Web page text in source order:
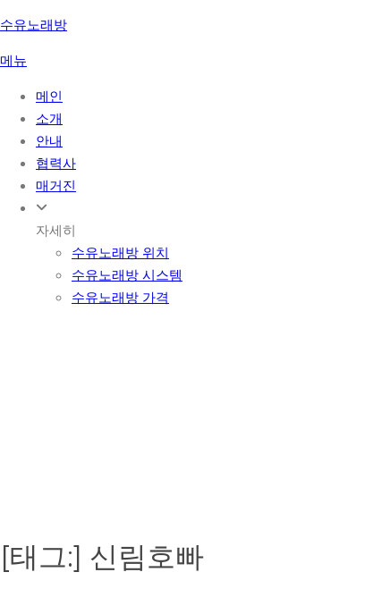
콘
츠
수유노래방
메뉴
메인
소개
안내
협력사
매거진
자세히
수유노래방 위치
수유노래방 시스템
수유노래방 가격
[태그:] 신림호빠